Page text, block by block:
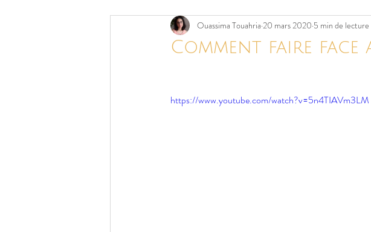
Intuition Oracle/Tarot Rituel
Comment faire
Ouassima Touahria 20 mars 2020 5 min de lecture
https://www.youtube.com/watch?v=5n4TIAVm3LM